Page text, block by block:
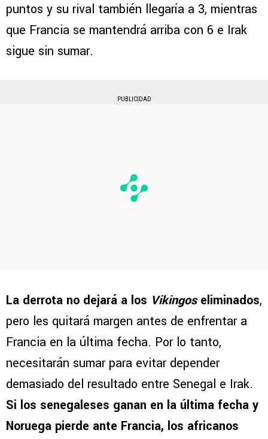
puntos y su rival también llegaría a 3, mientras
que Francia se mantendrá arriba con 6 e Irak
sigue sin sumar.
PUBLICIDAD
La derrota no dejará a los Vikingoseliminados,
pero les quitará margen antes de enfrentar a
Francia en la última fecha. Por lo tanto,
necesitarán sumar para evitar depender
demasiado del resultado entre Senegal e Irak.
Si los senegaleses ganan en la última fecha y
Noruega pierde ante Francia, los africanos